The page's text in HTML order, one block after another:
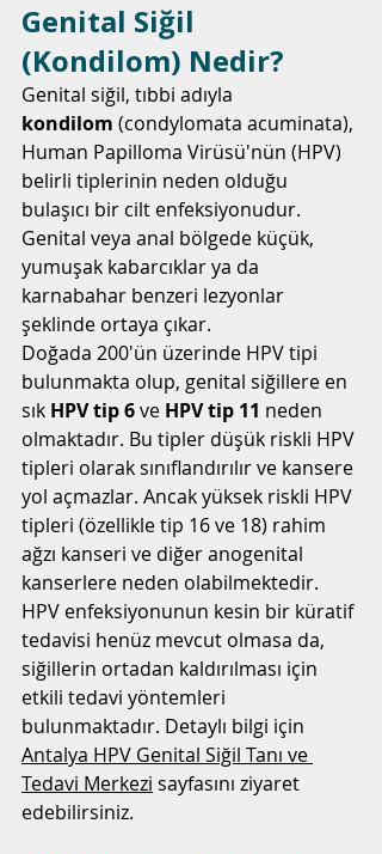
Genital Siğil
(Kondilom) Nedir?
Genital siğil, tıbbi adıyla
kondilom (condylomata acuminata),
Human Papilloma Virüsü'nün (HPV)
belirli tiplerinin neden olduğu
bulaşıcı bir cilt enfeksiyonudur.
Genital veya anal bölgede küçük,
yumuşak kabarcıklar ya da
karnabahar benzeri lezyonlar
şeklinde ortaya çıkar.
Doğada 200'ün üzerinde HPV tipi
bulunmakta olup, genital siğillere en
sık HPV tip 6 ve HPV tip 11 neden
olmaktadır. Bu tipler düşük riskli HPV
tipleri olarak sınıflandırılır ve kansere
yol açmazlar. Ancak yüksek riskli HPV
tipleri (özellikle tip 16 ve 18) rahim
ağzı kanseri ve diğer anogenital
kanserlere neden olabilmektedir.
HPV enfeksiyonunun kesin bir küratif
tedavisi henüz mevcut olmasa da,
siğillerin ortadan kaldırılması için
etkili tedavi yöntemleri
bulunmaktadır. Detaylı bilgi için
Antalya HPV Genital Siğil Tanı ve
Tedavi Merkezi sayfasını ziyaret
edebilirsiniz.